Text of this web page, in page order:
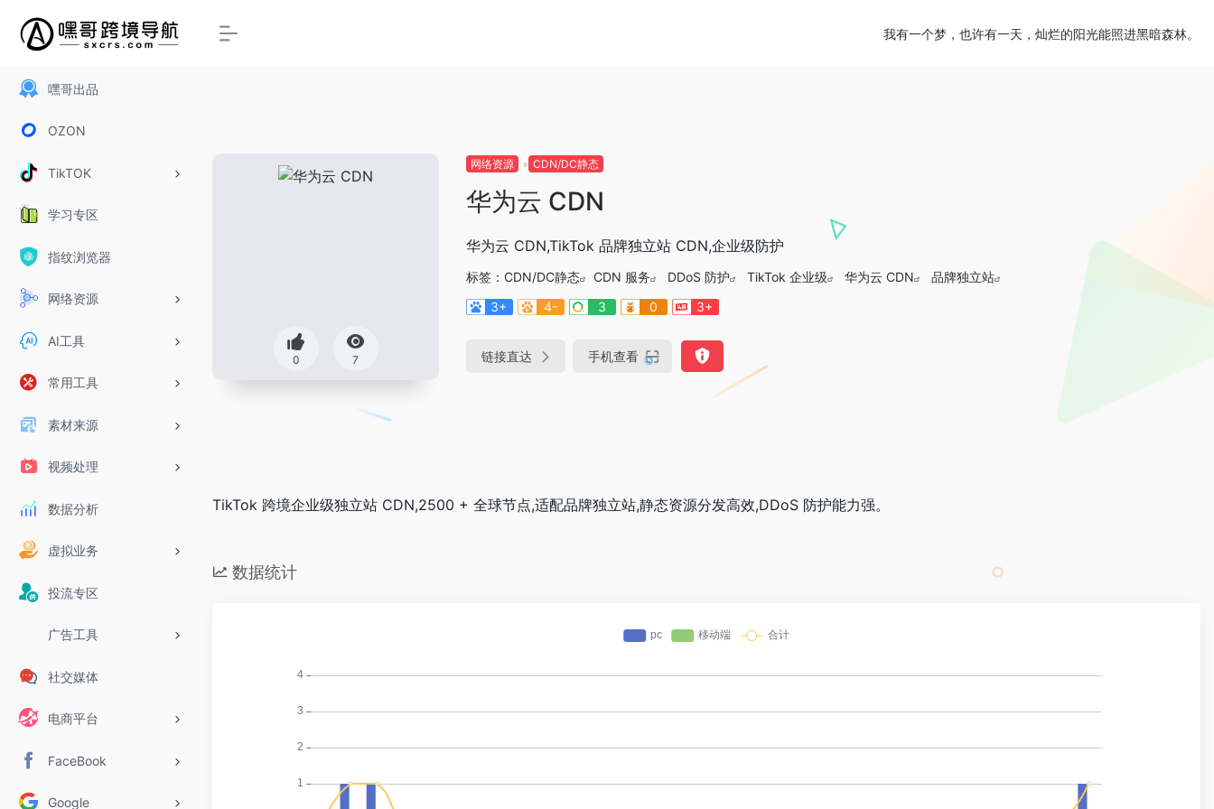
嘿哥出品
OZON
TikTOK
学习专区
指纹浏览器
网络资源
AI工具
常用工具
素材来源
视频处理
数据分析
虚拟业务
投流专区
广告工具
社交媒体
电商平台
FaceBook
Google
我有一个梦，也许有一天，灿烂的阳光能照进黑暗森林。
0 7
网络资源 CDN/DC静态
华为云 CDN
华为云 CDN,TikTok 品牌独立站 CDN,企业级防护
标签： CDN/DC静态 CDN 服务 DDoS 防护 TikTok 企业级 华为云 CDN
品牌独立站
3+
4- 3 0 3+
链接直达 手机查看
TikTok 跨境企业级独立站 CDN,2500 + 全球节点,适配品牌独立站,静态资源分发高效,DDoS 防护能力强。
数据统计